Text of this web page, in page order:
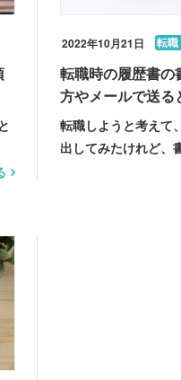
2022年10月21日 転職
転職時の履歴書の
方やメールで送る
転職しようと考えて
出してみたけれど、